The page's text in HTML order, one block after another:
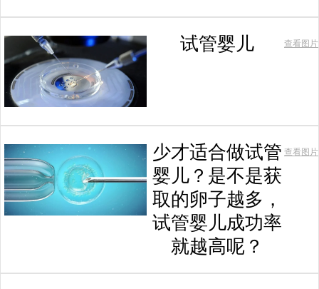
试管婴儿 查看图片
少才适合做试管
婴儿？是不是获
取的卵子越多，
试管婴儿成功率
就越高呢？
查看图片